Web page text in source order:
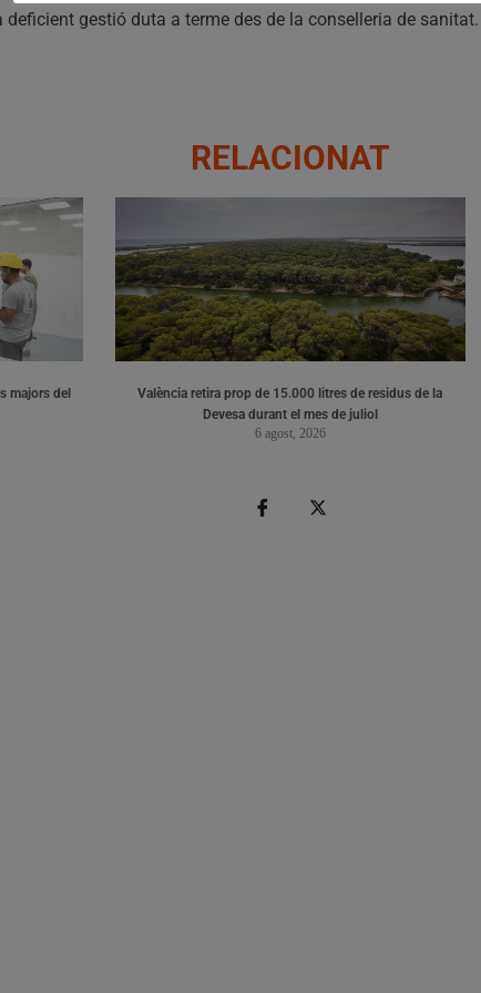
deficient gestió duta a terme des de la conselleria de sanitat.
RELACIONAT
majors del
València retira prop de 15.000 litres de residus de la
Devesa durant el mes de juliol
6 agost, 2026